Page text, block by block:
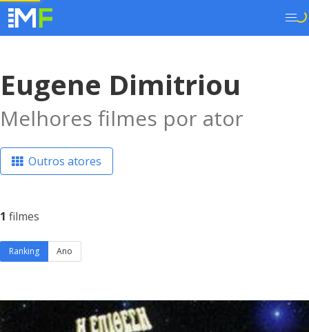
Eugene Dimitriou
Melhores filmes por ator
Outros atores
1 filmes
Ranking Ano